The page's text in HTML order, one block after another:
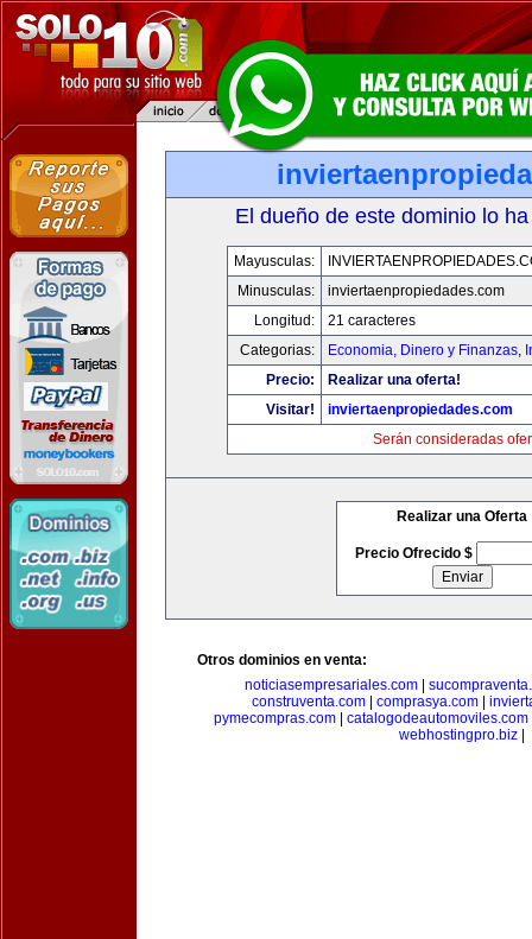
El dueño de este dominio lo
Mayusculas:
Minusculas:
inviertaenpropiedades.com
Longitud:
21 caracteres
Categorias:
Economia, Dinero y Finanzas,
Precio:
Realizar una oferta!
Visitar!
inviertaenpropiedades.com
Serán consideradas
Realizar una Oferta
Precio Ofrecido $
Otros dominios en venta:
noticiasempresariales.com|
construventa.com| comprasya.com|
pymecompras.com| catalogodeautomoviles.com
webhostingpro.biz